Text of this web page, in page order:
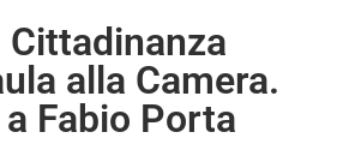
Cittadinanza
alla Camera.
Fabio Porta